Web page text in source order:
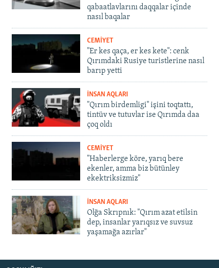
qabaatlavlarını daqqalar içinde
nasıl baqalar
CEMİYET
"Er kes qaça, er kes kete": cenk
Qırımdaki Rusiye turistlerine nasıl
barıp yetti
İNSAN AQLARI
"Qırım birdemligi" işini toqtattı,
tintüv ve tutuvlar ise Qırımda daa
çoq oldı
CEMİYET
"Haberlerge köre, yarıq bere
ekenler, amma biz bütünley
ekektriksizmiz"
İNSAN AQLARI
Olğa Skrıpnık: "Qırım azat etilsin
dep, insanlar yarıqsız ve suvsuz
yaşamağa azırlar"